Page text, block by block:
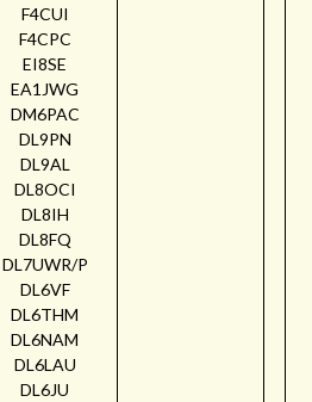
F4CUI
F4CPC
EI8SE
EA1JWG
DM6PAC
DL9PN
DL9AL
DL8OCI
DL8IH
DL8FQ
DL7UWR/P
DL6VF
DL6THM
DL6NAM
DL6LAU
DL6JU